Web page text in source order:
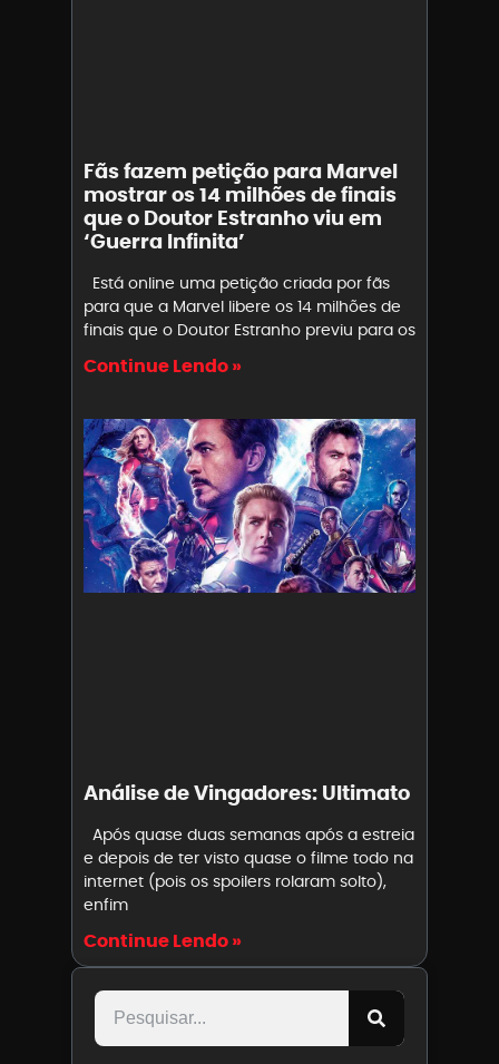
Fãs fazem petição para Marvel
mostrar os 14 milhões de finais
que o Doutor Estranho viu em
‘Guerra Infinita’
Está online uma petição criada por fãs
para que a Marvel libere os 14 milhões de
finais que o Doutor Estranho previu para os
Continue Lendo »
Análise de Vingadores: Ultimato
Após quase duas semanas após a estreia
e depois de ter visto quase o filme todo na
internet (pois os spoilers rolaram solto),
enfim
Continue Lendo »